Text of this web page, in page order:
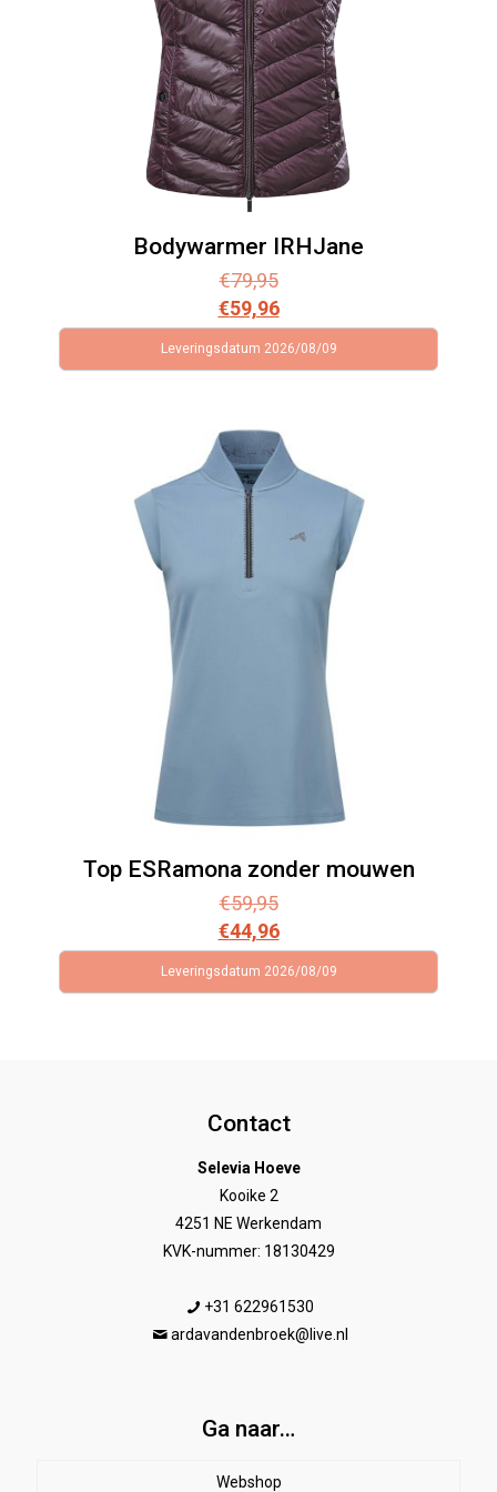
Bodywarmer IRHJane
€79,95
€59,96
Leveringsdatum 2026/08/09
Top ESRamona zonder mouwen
€59,95
€44,96
Leveringsdatum 2026/08/09
Contact
Selevia Hoeve
Kooike 2
4251 NE Werkendam
KVK-nummer: 18130429
+31 622961530
ardavandenbroek@live.nl
Ga naar…
Webshop